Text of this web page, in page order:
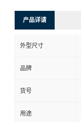
产品详请
外型尺寸
品牌
货号
用途